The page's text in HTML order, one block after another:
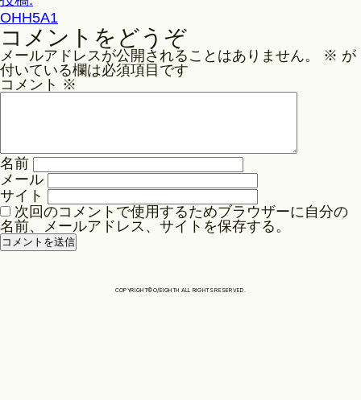
Philosophy
稿
ナ
ビ
ゲ
ョ
ン
OHH5A1
コメントをどうぞ
メールアドレスが公開されることはありません。 ※ が
付いている欄は必須項目です
コメント ※
名前
メール
サイト
次回のコメントで使用するためブラウザーに自分の
名前、メールアドレス、サイトを保存する。
COPYRIGHT©O/EIGHTH ALL RIGHTS RESERVED.